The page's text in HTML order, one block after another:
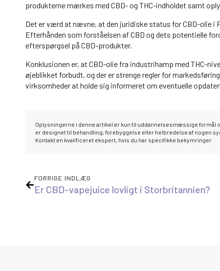
produkterne mærkes med CBD- og THC-indholdet samt
Det er værd at nævne, at den juridiske status for CBD-olie i
Efterhånden som forståelsen af CBD og dets potentielle
efterspørgsel på CBD-produkter.
Konklusionen er, at CBD-olie fra industrihamp med THC-
øjeblikket forbudt, og der er strenge regler for
virksomheder at holde sig informeret om eventuelle
Oplysningerne i denne artikel er kun til uddannelsesmæssige
er designet til behandling, forebyggelse eller helbredelse af nogen
Kontakt en kvalificeret ekspert, hvis du har specifikke bekymringer.
FORRIGE INDLÆG
Er CBD-vapejuice lovligt i Storbritannien?